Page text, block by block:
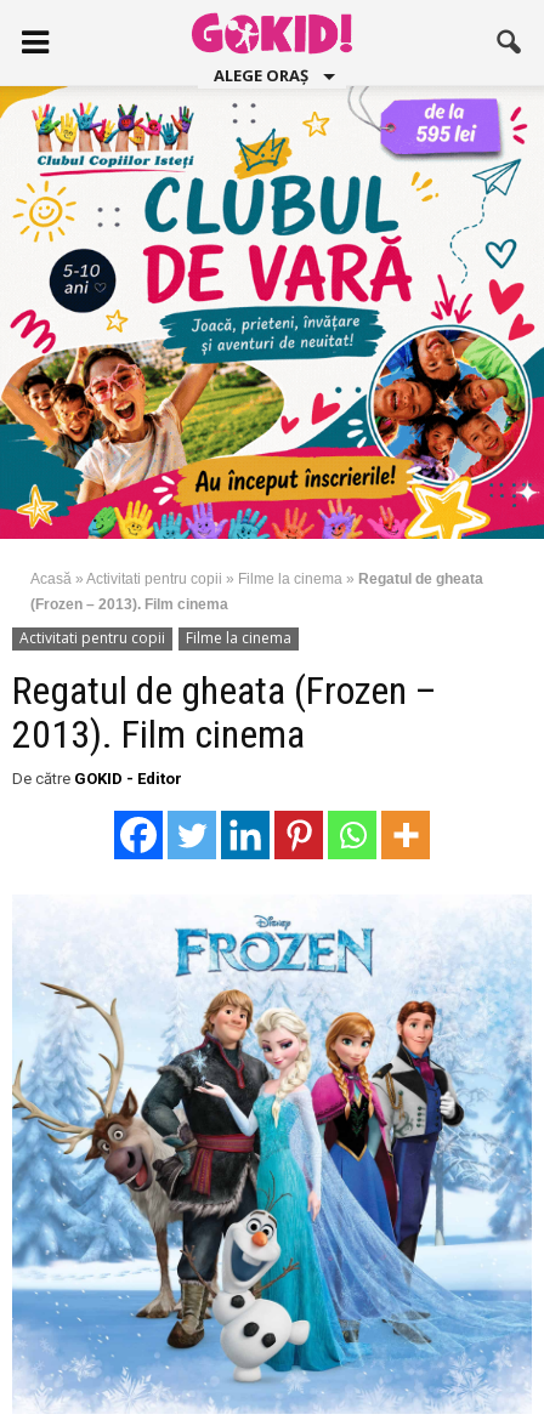
ALEGE ORAȘ
Acasă » Activitati pentru copii » Filme la cinema » Regatul de gheata
(Frozen – 2013). Film cinema
Activitati pentru copii Filme la cinema
Regatul de gheata (Frozen –
2013). Film cinema
De către GOKID - Editor